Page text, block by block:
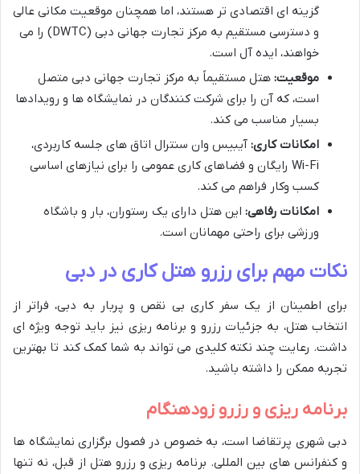
گزینه ای اقتصادی تر هستند، اما همچنان موقعیت مکانی عالی
و دسترسی مستقیم به مرکز تجارت جهانی دبی (DWTC) را می
خواهند، ایده آل است.
موقعیت: هتل مستقیماً به مرکز تجارت جهانی دبی متصل
است، که آن را برای شرکت کنندگان در نمایشگاه ها و رویدادها
بسیار مناسب می کند.
امکانات کاری: آیبیس وان سنترال اتاق های جلسه کاربردی،
Wi-Fi رایگان و فضاهای کاری عمومی را برای نیازهای اساسی
کسب وکار فراهم می کند.
امکانات رفاهی: این هتل دارای یک رستوران، بار و باشگاه
ورزشی برای راحتی مهمانان است.
نکات مهم برای رزرو هتل کاری در دبی
برای اطمینان از یک سفر کاری بی نقص و پربار به دبی، فراتر از
انتخاب هتل، به جزئیات رزرو و برنامه ریزی نیز باید توجه ویژه ای
داشت. رعایت چند نکته کلیدی می تواند به شما کمک کند تا بهترین
تجربه ممکن را داشته باشید.
برنامه ریزی و رزرو زودهنگام
دبی شهری پرتقاضا است، به خصوص در فصول برگزاری نمایشگاه ها
و کنفرانس های بین المللی. برنامه ریزی و رزرو هتل از قبل، نه تنها